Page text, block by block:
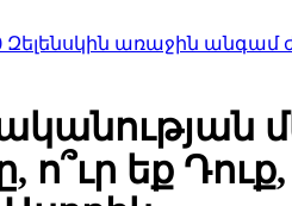
առաջին անգամ ժամանել է
եք